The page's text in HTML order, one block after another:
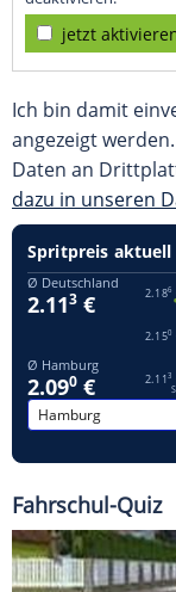
jetzt
Ich bin damit
angezeigt
Daten an
dazu in unseren
Fahrschul-Quiz